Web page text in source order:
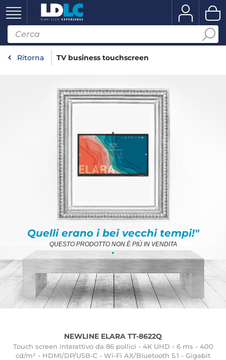
Ritorna TV business touchscreen
Quelli erano i bei vecchi tempi!"
QUESTO PRODOTTO NON È PIÙ IN VENDITA
.
NEWLINE ELARA TT-8622Q
Touch screen interattivo da 86 pollici - 4K UHD - 6 ms - 400
cd/m² - HDMI/DP/USB-C - Wi-Fi AX/Bluetooth 5.1 - Gigabit